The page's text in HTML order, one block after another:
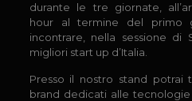
durante le tre giornate,
hour al termine del primo
incontrare, nella sessione di
migliori start up d’Italia.
Presso il nostro stand potrai
brand dedicati alle